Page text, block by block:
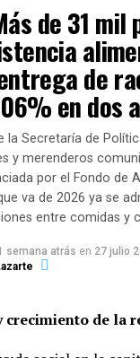
Alentando el
a seguir
decisión de la
tiene una oferta
por la ciudad
previa a las
navideños, y el
del Centro de
Milito, destacó:
empresas locales,
de 31 mil
de
en dos
la Secretaría de
y merenderos
por el Fondo de
va de 2026 ya se
entre comidas y
semana atrás en 27 julio
crecimiento de la